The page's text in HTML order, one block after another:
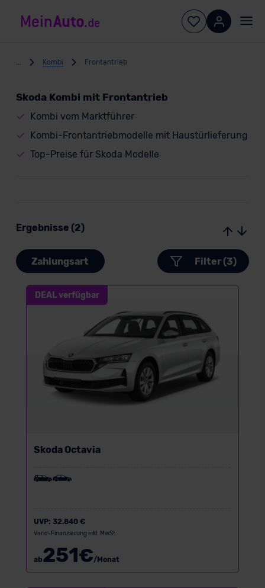
Kombi Frontantrieb
Skoda Kombi mit Frontantrieb
Kombi vom Marktführer
Kombi-Frontantriebmodelle mit Haustürlieferung
Top-Preise für Skoda Modelle
Ergebnisse (2)
Zahlungsart Filter (3)
DEAL verfügbar
Skoda Octavia
UVP: 32.840 €
Vario-Finanzierung inkl. MwSt.
ab251€/Monat